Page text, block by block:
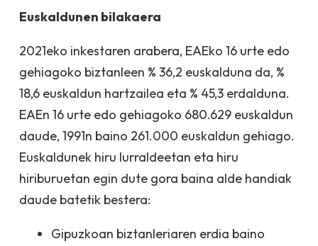
Euskaldunen bilakaera
2021eko inkestaren arabera, EAEko 16 urte edo
gehiagoko biztanleen % 36,2 euskalduna da, %
18,6 euskaldun hartzailea eta % 45,3 erdalduna.
EAEn 16 urte edo gehiagoko 680.629 euskaldun
daude, 1991n baino 261.000 euskaldun gehiago.
Euskaldunek hiru lurraldeetan eta hiru
hiriburuetan egin dute gora baina alde handiak
daude batetik bestera:
Gipuzkoan biztanleriaren erdia baino